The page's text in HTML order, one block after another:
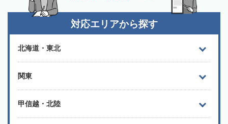
対応エリアから探す
北海道・東北
関東
甲信越・北陸